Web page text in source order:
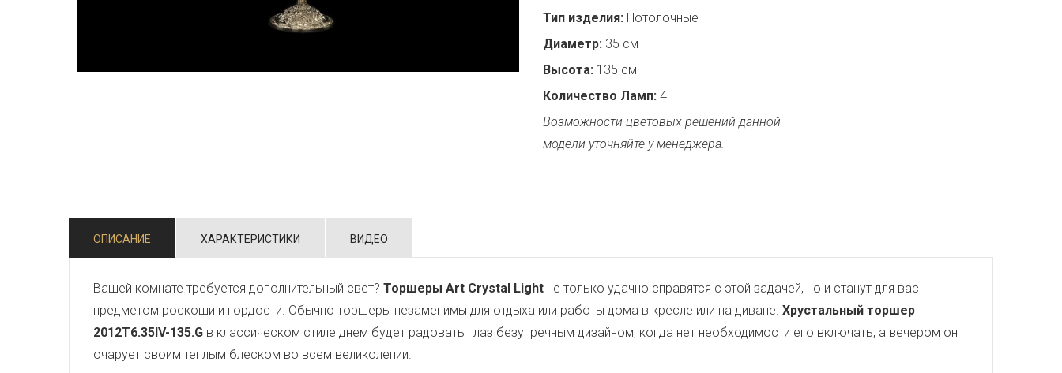
Тип изделия: Потолочные
Диаметр: 35 см
Высота: 135 см
Количество Ламп: 4
Возможности цветовых решений данной
модели уточняйте у менеджера.
ОПИСАНИЕ ХАРАКТЕРИСТИКИ ВИДЕО
Вашей комнате требуется дополнительный свет? Торшеры Art Crystal Light не только удачно справятся с этой задачей, но и станут для вас
предметом роскоши и гордости. Обычно торшеры незаменимы для отдыха или работы дома в кресле или на диване. Хрустальный торшер
2012T6.35IV-135.G в классическом стиле днем будет радовать глаз безупречным дизайном, когда нет необходимости его включать, а вечером он
очарует своим теплым блеском во всем великолепии.